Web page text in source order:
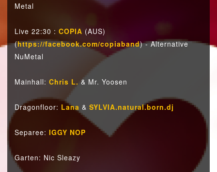
Metal
Live 22:30 : COPIA (AUS)
(https://facebook.com/copiaband) - Alternative
NuMetal
Mainhall: Chris L.& Mr. Yoosen
Dragonfloor: Lana & SYLVIA.natural.born.dj
Separee: IGGY NOP
Garten: Nic Sleazy